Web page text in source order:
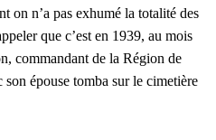
on n’a pas exhumé la totalité des
que c’est en 1939, au mois
commandant de la Région de
épouse tomba sur le cimetière